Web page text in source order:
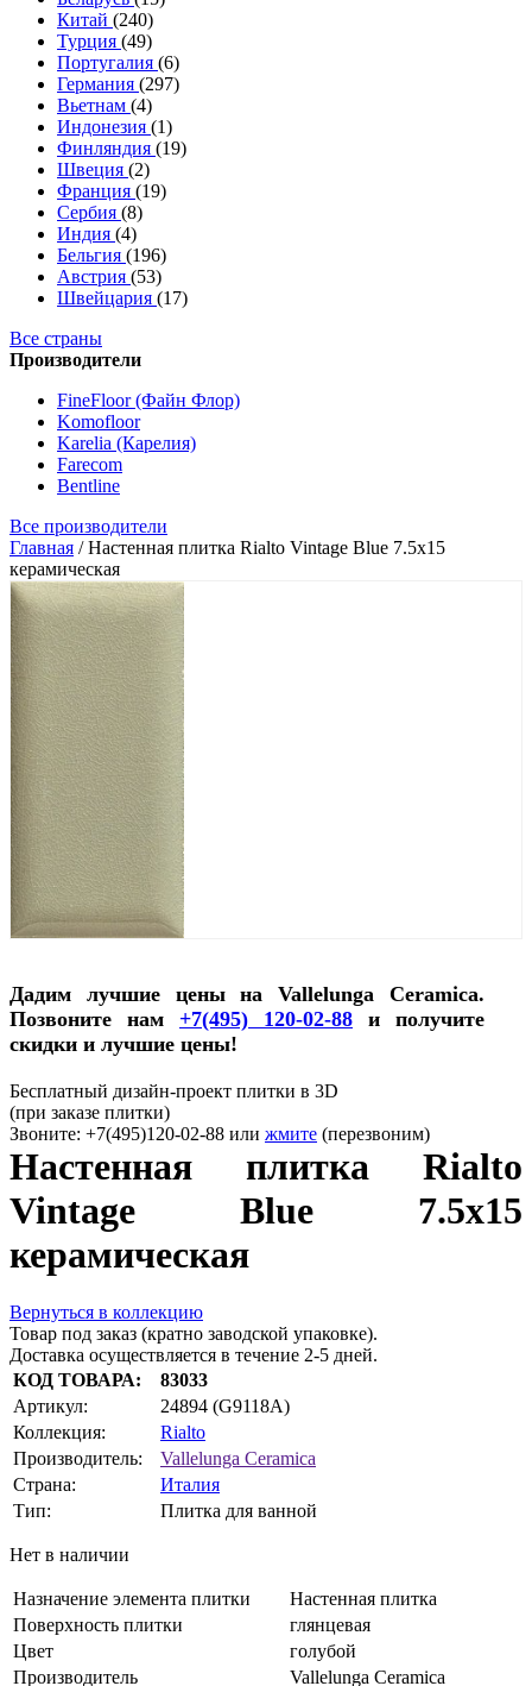
Китай (240)
Турция (49)
Португалия (6)
Германия (297)
Вьетнам (4)
Индонезия (1)
Финляндия (19)
Швеция (2)
Франция (19)
Сербия (8)
Индия (4)
Бельгия (196)
Австрия (53)
Швейцария (17)
Все страны
Производители
FineFloor (Файн Флор)
Komofloor
Karelia (Карелия)
Farecom
Bentline
Все производители
Главная /Настенная плитка Rialto Vintage Blue 7.5x15
керамическая
Дадим лучшие цены на Vallelunga Ceramica.
Позвоните нам +7(495) 120-02-88 и получите
скидки и лучшие цены!
Бесплатный дизайн-проект плитки в 3D
(при заказе плитки)
Звоните: +7(495)120-02-88 или жмите (перезвоним)
Настенная плитка Rialto
Vintage Blue 7.5x15
керамическая
Вернуться в коллекцию
Товар под заказ (кратно заводской упаковке).
Доставка осуществляется в течение 2-5 дней.
КОД ТОВАРА:
83033
Артикул:
24894 (G9118A)
Коллекция:
Rialto
Производитель:
Vallelunga Ceramica
Страна:
Италия
Тип:
Плитка для ванной
Нет в наличии
Назначение элемента плитки
Настенная плитка
Поверхность плитки
глянцевая
Цвет
голубой
Производитель
Vallelunga Ceramica